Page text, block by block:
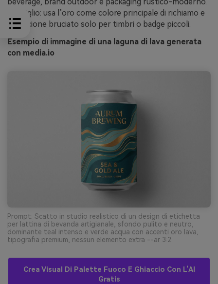
beverage, brand outdoor e packaging rustico-moderno.
Consiglio: usa l’oro come colore principale di richiamo e
l’arancione bruciato solo per timbri o badge piccoli.
Esempio di immagine di una laguna di lava generata
con media.io
Prompt: Scatto in studio realistico di un design di etichetta
per lattina di bevanda artigianale, sfondo pulito e neutro,
dominante teal intenso e verde acqua con accenti oro lava,
tipografia premium, nessun elemento extra --ar 3:2
Crea Visual Di Palette Fuoco E Ghiaccio Con L’AI
Gratis